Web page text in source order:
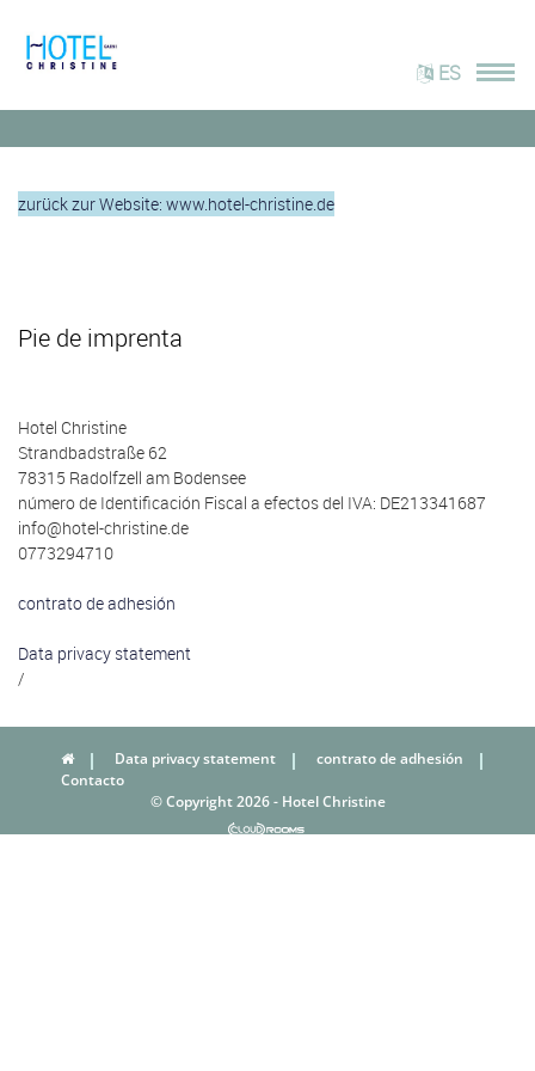
ES
zurück zur Website: www.hotel-christine.de
Pie de imprenta
Hotel Christine
Strandbadstraße 62
78315 Radolfzell am Bodensee
número de Identificación Fiscal a efectos del IVA: DE213341687
info@hotel-christine.de
0773294710
contrato de adhesión
Data privacy statement
/
Data privacy statement
contrato de adhesión
Contacto
© Copyright 2026 - Hotel Christine